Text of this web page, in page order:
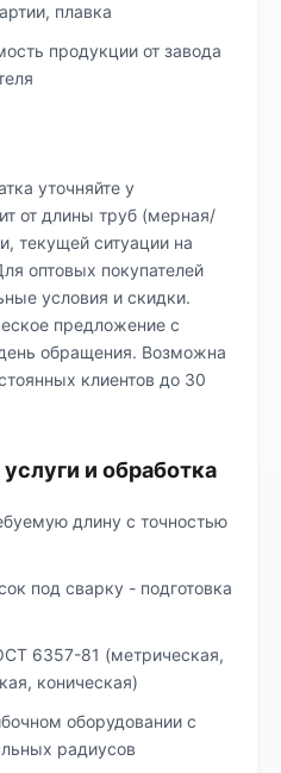
плавка
продукции от завода
уточняйте у
от длины труб (мерная/
текущей ситуации на
оптовых покупателей
условия и скидки.
предложение с
обращения. Возможна
клиентов до 30
и обработка
длину с точностью
под сварку - подготовка
6357-81 (метрическая,
коническая)
оборудовании с
радиусов